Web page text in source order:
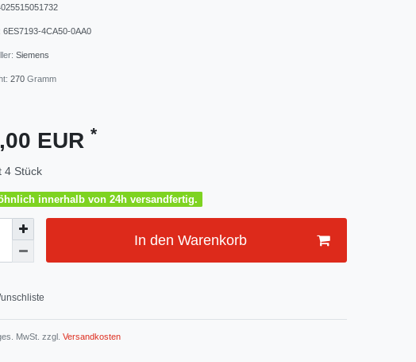
6ES7193-4CA50-0AA0
Siemens
270 Gramm
EUR *
4 Stück
innerhalb von 24h versandfertig.
In den Warenkorb
MwSt. zzgl. Versandkosten